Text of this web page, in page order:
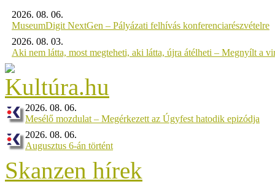
2026. 08. 06.
MuseumDigit NextGen – Pályázati felhívás konferenciarészvételre
2026. 08. 03.
Aki nem látta, most megteheti, aki látta, újra átélheti – Megnyílt a
2026. 08. 06.
Mesélő mozdulat – Megérkezett az Úgyfest hatodik epizódja
2026. 08. 06.
Augusztus 6-án történt
Skanzen hírek